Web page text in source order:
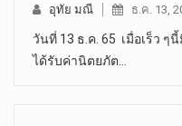
อุทัย มณี ธ.ค. 13,
วันที่ 13 ธ.ค. 65 เมื่อเร็ว
ได้รับค่านิตยภัต…